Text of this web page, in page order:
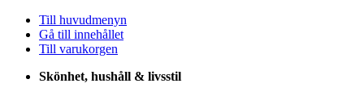
Till huvudmenyn
Gå till innehållet
Till varukorgen
Skönhet, hushåll & livsstil